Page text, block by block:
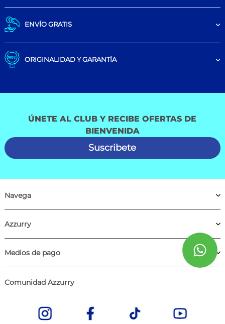
ENVÍO GRATIS
ORIGINALIDAD Y GARANTÍA
ÚNETE AL CLUB Y RECIBE OFERTAS DE
BIENVENIDA
Suscribete
Navega
Azzurry
Medios de pago
Comunidad Azzurry